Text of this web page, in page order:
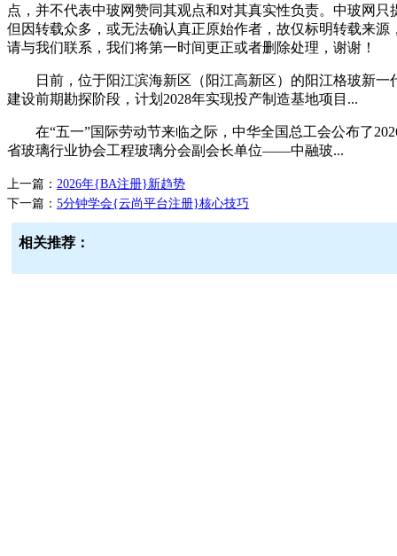
点，并不代表中玻网赞同其观点和对其真实性负责。中玻网
但因转载众多，或无法确认真正原始作者，故仅标明转载来
请与我们联系，我们将第一时间更正或者删除处理，谢谢！
日前，位于阳江滨海新区（阳江高新区）的阳江格玻新一
建设前期勘探阶段，计划2028年实现投产制造基地项目...
在“五一”国际劳动节来临之际，中华全国总工会公布了
省玻璃行业协会工程玻璃分会副会长单位——中融玻...
上一篇： 2026年{BA注册}新趋势
下一篇： 5分钟学会{云尚平台注册}核心技巧
相关推荐：